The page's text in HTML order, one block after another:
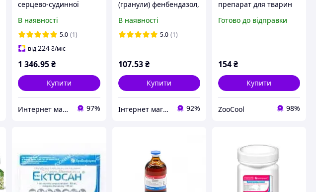
серцево-судинної
В наявності
5.0 (1)
від224₴/міс
1 346.95₴
Купити
Интернет магазин Zoomark 97%
(гранули) фенбендазол,
В наявності
5.0 (1)
107.53 ₴
Купити
Інтернет магазин зоотоварів ZverOk.in.ua 92%
препарат для тварин
Імкар-120 10 мл
Готово до відправки
154₴
Купити
ZooCool 98%